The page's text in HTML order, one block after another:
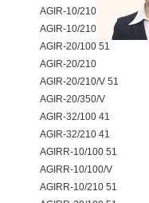
AGIR-10/210
AGIR-10/210/V
AGIR-20/100 51
AGIR-20/210
AGIR-20/210/V 51
AGIR-20/350/V
AGIR-32/100 41
AGIR-32/210 41
AGIRR-10/100 51
AGIRR-10/100/V
AGIRR-10/210 51